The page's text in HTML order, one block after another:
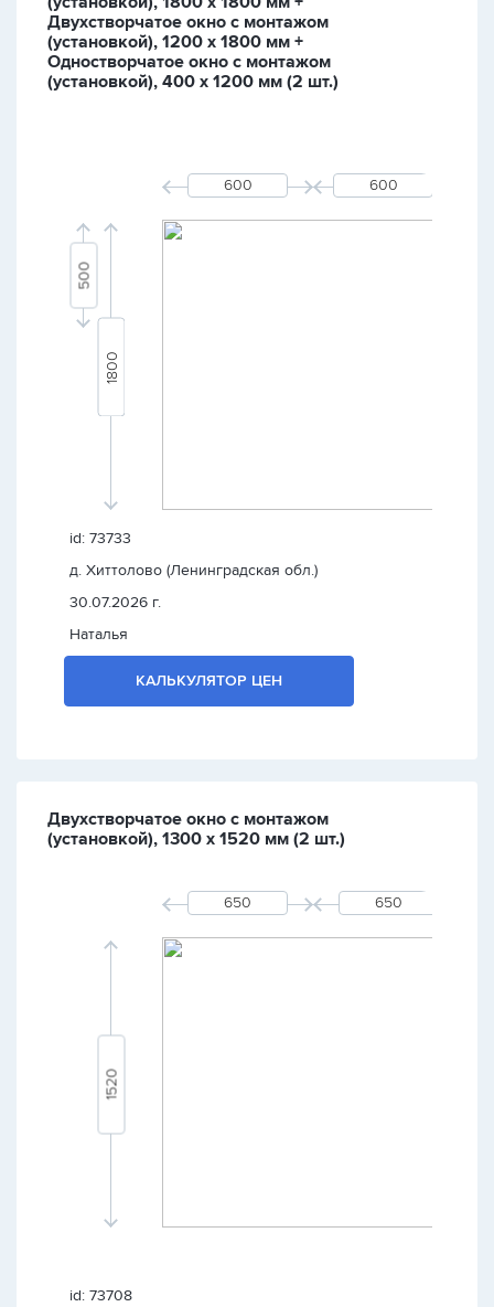
Двухстворчатое окно с монтажом
(установкой), 1200 х 1800 мм +
Одностворчатое окно с монтажом
(установкой), 400 х 1200 мм (2 шт.)
id: 73733
д. Хиттолово (Ленинградская обл.)
30.07.2026 г.
Наталья
КАЛЬКУЛЯТОР ЦЕН
Двухстворчатое окно с монтажом
(установкой), 1300 х 1520 мм (2 шт.)
id: 73708